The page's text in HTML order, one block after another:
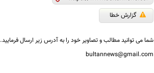
گزارش خطا
شما می توانید مطالب و تصاویر خود را به آدرس زیر ارسال فرمایید.
bultannews@gmail.com